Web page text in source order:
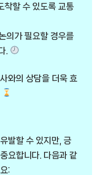
착할 수 있도록 교통
의가 필요할 경우를
.
와의 상담을 더욱 효
발할 수 있지만, 긍
요합니다. 다음과 같
: